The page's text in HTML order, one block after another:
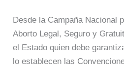
Desde la Campaña Nacional
Aborto Legal, Seguro y
el Estado quien debe
lo establecen las